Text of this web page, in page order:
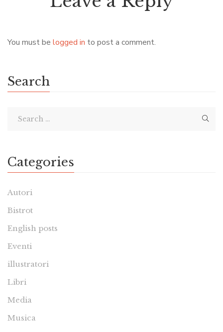
You must be logged in to post a comment.
Search
Categories
Autori
Bistrot
English posts
Eventi
illustratori
Libri
Media
Musica